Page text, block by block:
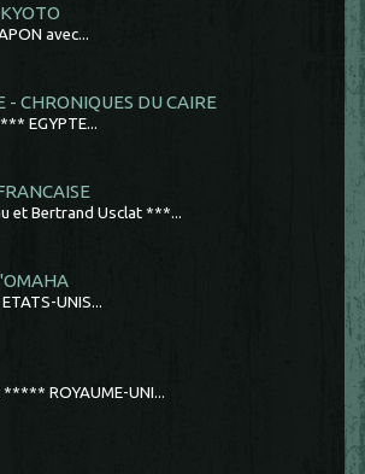
avec...
- CHRONIQUES DU CAIRE
EGYPTE...
et Bertrand Usclat ***...
UNIS...
ROYAUME-UNI...